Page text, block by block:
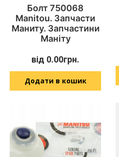
Болт 750068
Manitou. Запчасти
Маниту. Запчастини
Маніту
від 0.00грн.
Додати в кошик